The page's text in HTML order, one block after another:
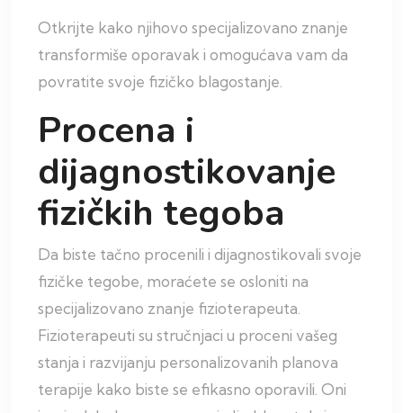
Otkrijte kako njihovo specijalizovano znanje
transformiše oporavak i omogućava vam da
povratite svoje fizičko blagostanje.
Procena i
dijagnostikovanje
fizičkih tegoba
Da biste tačno procenili i dijagnostikovali svoje
fizičke tegobe, moraćete se osloniti na
specijalizovano znanje fizioterapeuta.
Fizioterapeuti su stručnjaci u proceni vašeg
stanja i razvijanju personalizovanih planova
terapije kako biste se efikasno oporavili. Oni